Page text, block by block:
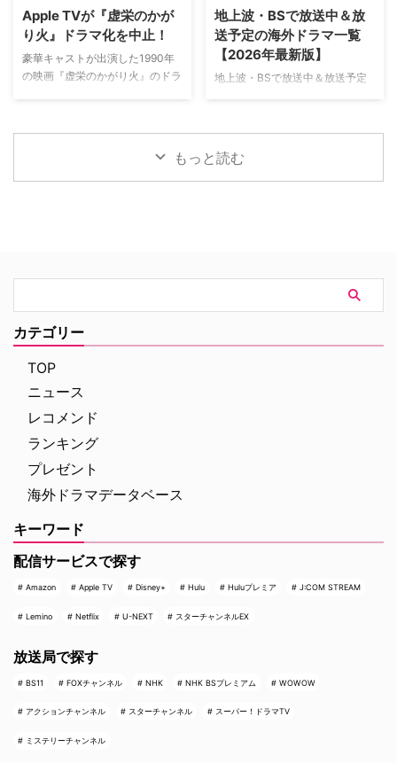
『Bergerac（原題）』をリブー
トした本作。イギリス海峡に浮か
ぶジャージー島を舞台に、警部の
ジム・ベルジュラックが事件に挑
主演のトム・ホランド自らが臨場
感あふれるアクションシーン撮影
の裏側を明かす特別映像が公開さ
れた。 世界中で大ヒットを記
録！ 映画史に残る快挙を達成 ソ
ニー・ピクチャーズ配給、トム・
ー＝スパイダーマンの新たなる物
語、『スパイダーマン：ブラン
ド・ニュー・デイ』が大ヒット …
Apple TVが『虚栄のかが
り火』ドラマ化を中止！
豪華キャストが出演した1990年
の映画『虚栄のかがり火』のドラ
トム・ウルフのベストセラー小説
く。人種間の対立を煽って全国的
な名声を得た …
地上波・BSで放送中＆放
送予定の海外ドラマ一覧
【2026年最新版】
地上波・BSで放送中＆放送予定
中＆放送予定の海外ドラマ 海外
ドラマ『DOC（ドック） あす
へのカルテ』 NHK BSプレミアム
4K｜毎週（木） 17：00～ イタ
ーロ ほか ≫≫『DOC（ドッ
ク）3 あすへのカルテ』詳細 海
すへのカルテ』 総合｜毎週
もっと読む
カテゴリー
TOP
ニュース
レコメンド
ランキング
プレゼント
海外ドラマデータベース
キーワード
配信サービスで探す
Amazon Apple TV Disney+ Hulu Huluプレミア J:COM STREAM
Lemino Netflix U-NEXT スターチャンネルEX
放送局で探す
BS11 FOXチャンネル NHK NHK BSプレミアム WOWOW
アクションチャンネル スターチャンネル スーパー！ドラマTV
ミステリーチャンネル